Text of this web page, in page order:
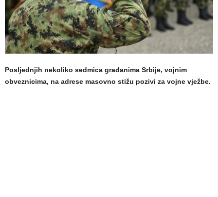
Posljednjih nekoliko sedmica građanima Srbije, vojnim
obveznicima, na adrese masovno stižu pozivi za vojne vježbe.